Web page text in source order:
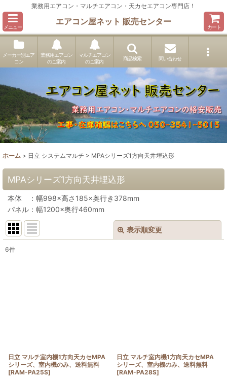
業務用エアコン・マルチエアコン・天カセエアコン専門店！
メニュー
エアコン屋ネット 販売センター
カート
メーカー別エア
コン
業務用エアコン
のご案内
マルチエアコン
のご案内
商品検索 問い合わせ
ホーム > 日立 システムマルチ > MPAシリーズ1方向天井埋込形
MPAシリーズ1方向天井埋込形
本体 ：幅998×高さ185×奥行き378mm
パネル：幅1200×奥行460mm
表示順変更
6件
日立 マルチ室内機1方向天カセMPA
シリーズ、室内機のみ、送料無料
[RAM-PA25S]
日立 マルチ室内機1方向天カセMPA
シリーズ、室内機のみ、送料無料
[RAM-PA28S]